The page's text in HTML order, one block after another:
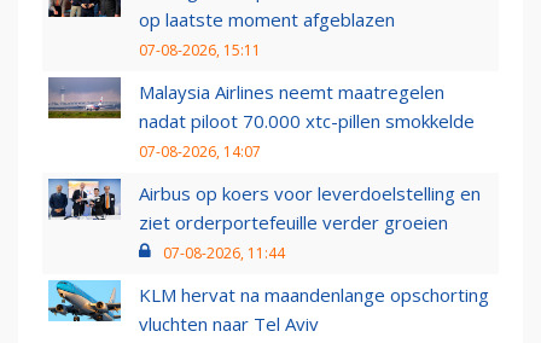
op laatste moment afgeblazen
07-08-2026, 15:11
Malaysia Airlines neemt maatregelen
nadat piloot 70.000 xtc-pillen smokkelde
07-08-2026, 14:07
Airbus op koers voor leverdoelstelling en
ziet orderportefeuille verder groeien
07-08-2026, 11:44
KLM hervat na maandenlange opschorting
vluchten naar Tel Aviv